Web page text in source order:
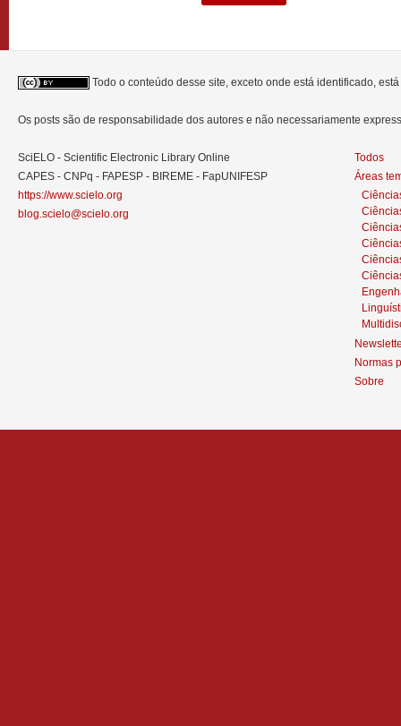
Todo o conteúdo desse site, exceto onde está identificado,
Os posts são de responsabilidade dos autores e não necessariamente
SciELO - Scientific Electronic Library Online
CAPES - CNPq - FAPESP - BIREME - FapUNIFESP
https://www.scielo.org
blog.scielo@scielo.org
Todos
Áreas
Normas
Sobre